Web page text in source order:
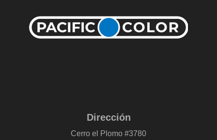
Dirección
Cerro el Plomo #3780